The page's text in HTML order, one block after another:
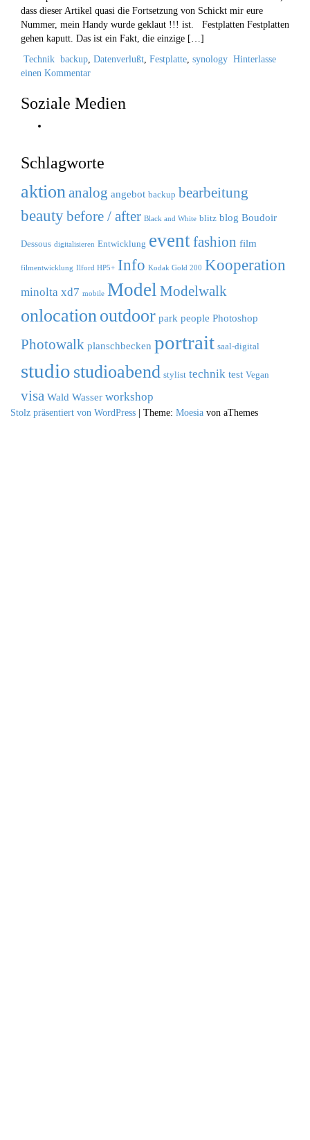
dass dieser Artikel quasi die Fortsetzung von Schickt mir eure
Nummer, mein Handy wurde geklaut !!! ist. Festplatten Festplatten
gehen kaputt. Das ist ein Fakt, die einzige […]
Technik backup Datenverlußt Festplatte synology Hinterlasse
einen Kommentar
Soziale Medien
Schlagworte
aktion analog angebot backup bearbeitung
beautybefore / after Black and White blitz blog Boudoir
Dessous digitalisieren Entwicklung eventfashion film
filmentwicklung Ilford HP5+ Info Kodak Gold 200 Kooperation
minolta xd7 mobile Model Modelwalk
onlocation outdoor park people Photoshop
Photowalk planschbecken portrait saal-digital
studio studioabend stylist technik test Vegan
visa Wald Wasser workshop
Stolz präsentiert von WordPress Theme: Moesia von aThemes